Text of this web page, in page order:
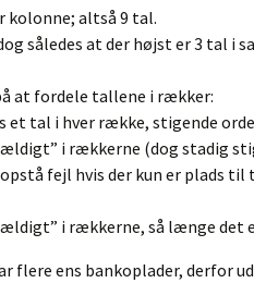
altså 9 tal.
således at der højst er 3 tal i
at fordele tallene i rækker:
et tal i hver række, stigende
i rækkerne (dog stadig
fejl hvis der kun er plads til
i rækkerne, så længe det
flere ens bankoplader, derfor